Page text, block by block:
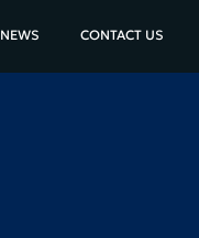
NEWS CONTACT US